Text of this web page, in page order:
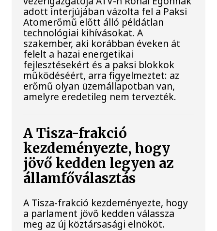
adott interjújában vázolta fel a Paksi
Atomerőmű előtt álló példátlan
technológiai kihívásokat. A
szakember, aki korábban éveken át
felelt a hazai energetikai
fejlesztésekért és a paksi blokkok
működéséért, arra figyelmeztet: az
erőmű olyan üzemállapotban van,
amelyre eredetileg nem tervezték.
A Tisza-frakció
kezdeményezte, hogy
jövő kedden legyen az
államfőválasztás
A Tisza-frakció kezdeményezte, hogy
a parlament jövő kedden válassza
meg az új köztársasági elnököt.